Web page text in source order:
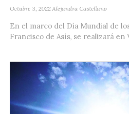
Octubre 3, 2022 Alejandra Castellano
En el marco del Día Mundial de
Francisco de Asís, se realizará